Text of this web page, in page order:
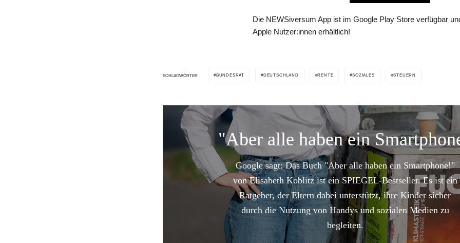
Die NEWSiversum App ist im Google Play Store verfügbar
Apple Nutzer:innen erhältlich!
SCHLAGWÖRTER BUNDESRAT DEUTSCHLAND RENTE SOZIALES STEUERN
"Aber alle haben ein
Google sagt: Das Buch "Aber alle haben ein Smartphone!"
von Elisabeth Koblitz ist ein SPIEGEL-Bestseller. Es ist ein
Ratgeber, der Eltern dabei unterstützt, ihre Kinder sicher
durch die Nutzung von Handys und sozialen Medien zu
begleiten.